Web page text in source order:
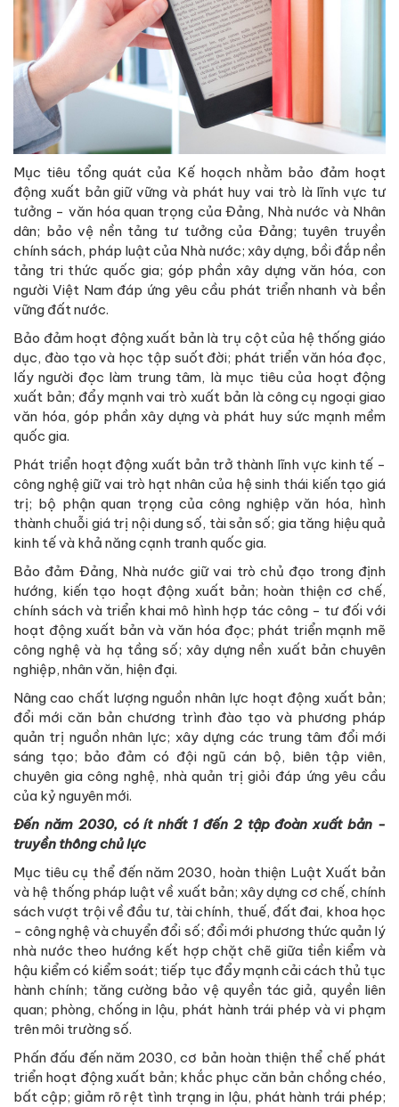
Mục tiêu tổng quát của Kế hoạch nhằm bảo đảm hoạt
động xuất bản giữ vững và phát huy vai trò là lĩnh vực tư
tưởng - văn hóa quan trọng của Đảng, Nhà nước và Nhân
dân; bảo vệ nền tảng tư tưởng của Đảng; tuyên truyền
chính sách, pháp luật của Nhà nước; xây dựng, bồi đắp nền
tảng tri thức quốc gia; góp phần xây dựng văn hóa, con
người Việt Nam đáp ứng yêu cầu phát triển nhanh và bền
vững đất nước.
Bảo đảm hoạt động xuất bản là trụ cột của hệ thống giáo
dục, đào tạo và học tập suốt đời; phát triển văn hóa đọc,
lấy người đọc làm trung tâm, là mục tiêu của hoạt động
xuất bản; đẩy mạnh vai trò xuất bản là công cụ ngoại giao
văn hóa, góp phần xây dựng và phát huy sức mạnh mềm
quốc gia.
Phát triển hoạt động xuất bản trở thành lĩnh vực kinh tế -
công nghệ giữ vai trò hạt nhân của hệ sinh thái kiến tạo giá
trị; bộ phận quan trọng của công nghiệp văn hóa, hình
thành chuỗi giá trị nội dung số, tài sản số; gia tăng hiệu quả
kinh tế và khả năng cạnh tranh quốc gia.
Bảo đảm Đảng, Nhà nước giữ vai trò chủ đạo trong định
hướng, kiến tạo hoạt động xuất bản; hoàn thiện cơ chế,
chính sách và triển khai mô hình hợp tác công - tư đối với
hoạt động xuất bản và văn hóa đọc; phát triển mạnh mẽ
công nghệ và hạ tầng số; xây dựng nền xuất bản chuyên
nghiệp, nhân văn, hiện đại.
Nâng cao chất lượng nguồn nhân lực hoạt động xuất bản;
đổi mới căn bản chương trình đào tạo và phương pháp
quản trị nguồn nhân lực; xây dựng các trung tâm đổi mới
sáng tạo; bảo đảm có đội ngũ cán bộ, biên tập viên,
chuyên gia công nghệ, nhà quản trị giỏi đáp ứng yêu cầu
của kỷ nguyên mới.
Đến năm 2030, có ít nhất 1 đến 2 tập đoàn xuất bản -
truyền thông chủ lực
Mục tiêu cụ thể đến năm 2030, hoàn thiện Luật Xuất bản
và hệ thống pháp luật về xuất bản; xây dựng cơ chế, chính
sách vượt trội về đầu tư, tài chính, thuế, đất đai, khoa học
- công nghệ và chuyển đổi số; đổi mới phương thức quản lý
nhà nước theo hướng kết hợp chặt chẽ giữa tiền kiểm và
hậu kiểm có kiểm soát; tiếp tục đẩy mạnh cải cách thủ tục
hành chính; tăng cường bảo vệ quyền tác giả, quyền liên
quan; phòng, chống in lậu, phát hành trái phép và vi phạm
trên môi trường số.
Phấn đấu đến năm 2030, cơ bản hoàn thiện thể chế phát
triển hoạt động xuất bản; khắc phục căn bản chồng chéo,
bất cập; giảm rõ rệt tình trạng in lậu, phát hành trái phép;